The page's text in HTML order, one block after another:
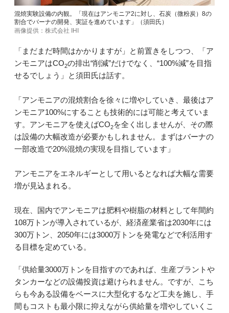
混焼実験設備の内観。「現在はアンモニア2に対し、石炭（微粉炭）8の
割合でバーナの開発、実証を進めています」（須田氏）
画像提供：株式会社 IHI
「まだまだ時間はかかりますが」と前置きをしつつ、「ア
ンモニアはCO2の排出“削減”だけでなく、“100%減”を目指
せるでしょう」と須田氏は話す。
「アンモニアの混焼割合を徐々に増やしていき、最後はア
ンモニア100%にすることも技術的には可能と考えていま
す。アンモニアを使えばCO2を全く出しませんが、その際
は設備の大幅改造が必要かもしれません。まずはバーナの
一部改造で20%混焼の実現を目指しています」
アンモニアをエネルギーとして用いるとなれば大幅な需要
増が見込まれる。
現在、国内でアンモニアは肥料や樹脂の材料として年間約
108万トンが導入されているが、経済産業省は2030年には
300万トン、2050年には3000万トンを発電などで利活用す
る目標を定めている。
「供給量3000万トンを目指すのであれば、生産プラントや
タンカーなどの設備投資は避けられません。ですが、こち
らも今ある設備をベースに大型化するなど工夫を施し、手
間もコストも最小限に抑えながら供給量を増やしていくこ